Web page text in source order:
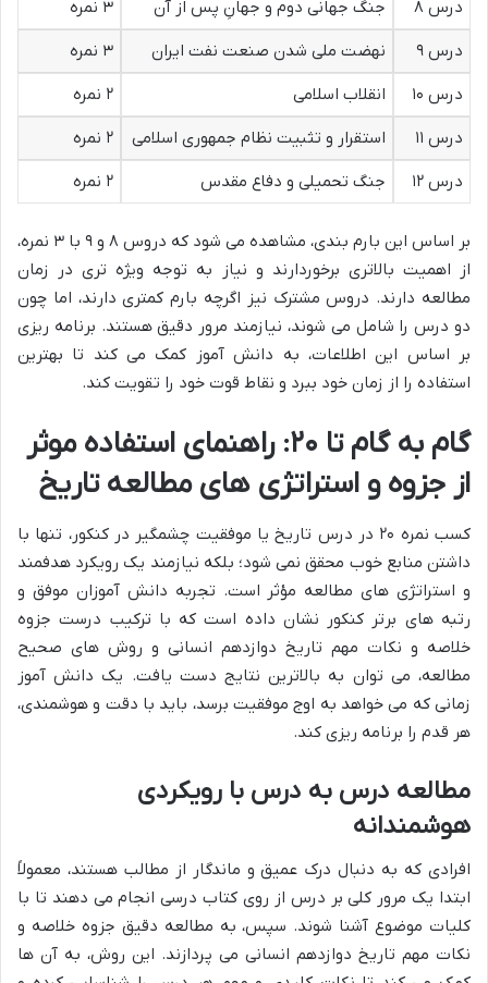
درس ۸
جنگ جهانی دوم و جهانِ پس از آن
۳ نمره
درس ۹
نهضت ملی شدن صنعت نفت ایران
۳ نمره
درس ۱۰
انقلاب اسلامی
۲ نمره
درس ۱۱
استقرار و تثبیت نظام جمهوری اسلامی
۲ نمره
درس ۱۲
جنگ تحمیلی و دفاع مقدس ۲ نمره
بر اساس این بارم بندی، مشاهده می شود که دروس ۸ و ۹ با ۳ نمره،
از اهمیت بالاتری برخوردارند و نیاز به توجه ویژه تری در زمان
مطالعه دارند. دروس مشترک نیز اگرچه بارم کمتری دارند، اما چون
دو درس را شامل می شوند، نیازمند مرور دقیق هستند. برنامه ریزی
بر اساس این اطلاعات، به دانش آموز کمک می کند تا بهترین
استفاده را از زمان خود ببرد و نقاط قوت خود را تقویت کند.
گام به گام تا ۲۰: راهنمای استفاده موثر
از جزوه و استراتژی های مطالعه تاریخ
کسب نمره ۲۰ در درس تاریخ یا موفقیت چشمگیر در کنکور، تنها با
داشتن منابع خوب محقق نمی شود؛ بلکه نیازمند یک رویکرد هدفمند
و استراتژی های مطالعه مؤثر است. تجربه دانش آموزان موفق و
رتبه های برتر کنکور نشان داده است که با ترکیب درست جزوه
خلاصه و نکات مهم تاریخ دوازدهم انسانی و روش های صحیح
مطالعه، می توان به بالاترین نتایج دست یافت. یک دانش آموز
زمانی که می خواهد به اوج موفقیت برسد، باید با دقت و هوشمندی،
هر قدم را برنامه ریزی کند.
مطالعه درس به درس با رویکردی
هوشمندانه
افرادی که به دنبال درک عمیق و ماندگار از مطالب هستند، معمولاً
ابتدا یک مرور کلی بر درس از روی کتاب درسی انجام می دهند تا با
کلیات موضوع آشنا شوند. سپس، به مطالعه دقیق جزوه خلاصه و
نکات مهم تاریخ دوازدهم انسانی می پردازند. این روش، به آن ها